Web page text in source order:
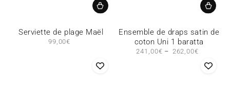
Serviette de plage Maël
Prix
99,00€
Ensemble de draps satin de
coton Uni 1 baratta
Prix
241,00€ 262,00€